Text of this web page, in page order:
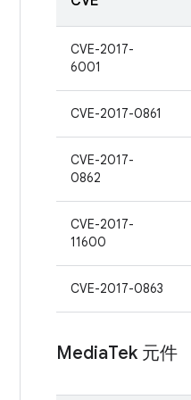
CVE-2017-
6001
CVE-2017-0861
CVE-2017-
0862
CVE-2017-
11600
CVE-2017-0863
MediaTek 元件